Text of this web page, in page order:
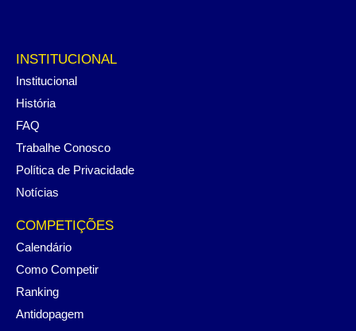
INSTITUCIONAL
Institucional
História
FAQ
Trabalhe Conosco
Política de Privacidade
Notícias
COMPETIÇÕES
Calendário
Como Competir
Ranking
Antidopagem